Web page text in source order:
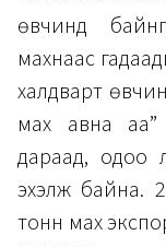
өвчинд
махнаас
халдварт
мах авна аа”
дараад, одоо
эхэлж байна.
тонн мах